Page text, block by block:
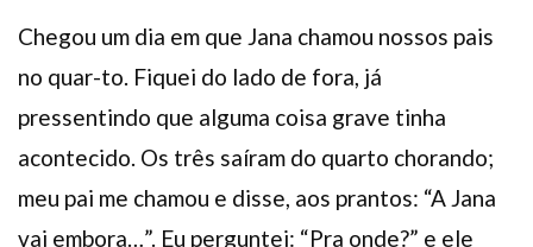
Chegou um dia em que Jana chamou nossos pais
no quar-to. Fiquei do lado de fora, já
pressentindo que alguma coisa grave tinha
acontecido. Os três saíram do quarto chorando;
meu pai me chamou e disse, aos prantos: “A Jana
vai embora…”. Eu perguntei: “Pra onde?” e ele